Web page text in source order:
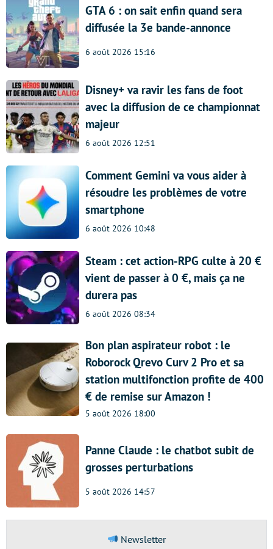
GTA 6 : on sait enfin quand sera
diffusée la 3e bande-annonce
6 août 2026 15:16
Disney+ va ravir les fans de foot
avec la diffusion de ce championnat
majeur
6 août 2026 12:51
Comment Gemini va vous aider à
résoudre les problèmes de votre
smartphone
6 août 2026 10:48
Steam : cet action-RPG culte à 20 €
vient de passer à 0 €, mais ça ne
durera pas
6 août 2026 08:34
Bon plan aspirateur robot : le
Roborock Qrevo Curv 2 Pro et sa
station multifonction profite de 400
€ de remise sur Amazon !
5 août 2026 18:00
Panne Claude : le chatbot subit de
grosses perturbations
5 août 2026 14:57
Newsletter